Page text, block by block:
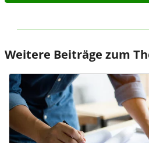
Weitere Beiträge zum